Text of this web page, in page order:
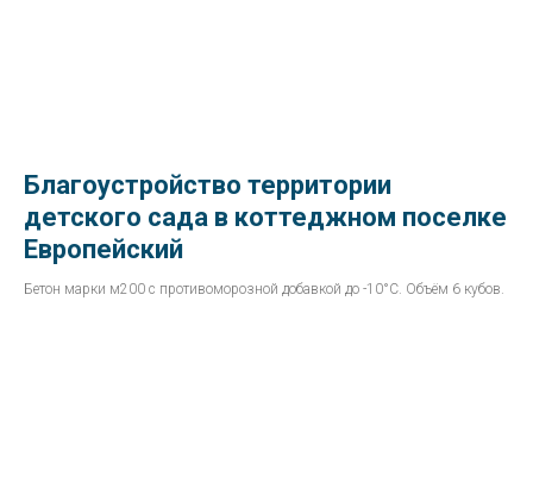
Благоустройство территории
детского сада в коттеджном поселке
Европейский
Бетон марки м200 с противоморозной добавкой до -10°С. Объём 6 кубов.